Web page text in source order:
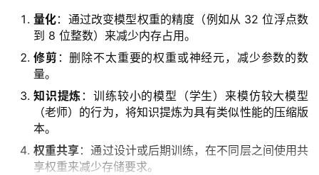
量化：通过改变模型权重的精度（例如从 32 位浮点数
到 8 位整数）来减少内存占用。
修剪 ：删除不太重要的权重或神经元，减少参数的数
量。
知识提炼 ：训练较小的模型（学生）来模仿较大模型
（老师）的行为，将知识提炼为具有类似性能的压缩版
本。
权重共享：通过设计或后期训练，在不同层之间使用共
享权重来减少存储要求。